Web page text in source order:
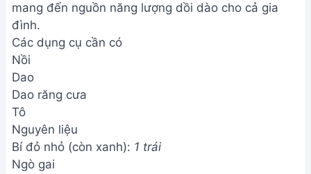
mang đến nguồn năng lượng dồi dào cho cả gia
đình.
Các dụng cụ cần có
Nồi
Dao
Dao răng cưa
Tô
Nguyên liệu
Bí đỏ nhỏ (còn xanh): 1 trái
Ngò gai